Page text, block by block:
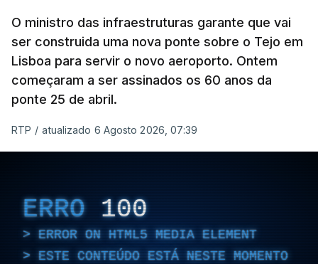
O ministro das infraestruturas garante que vai
ser construida uma nova ponte sobre o Tejo em
Lisboa para servir o novo aeroporto. Ontem
começaram a ser assinados os 60 anos da
ponte 25 de abril.
RTP / atualizado 6 Agosto 2026, 07:39
ERRO 100
ERROR ON HTML5 MEDIA ELEMENT
ESTE CONTEÚDO ESTÁ NESTE MOMENTO